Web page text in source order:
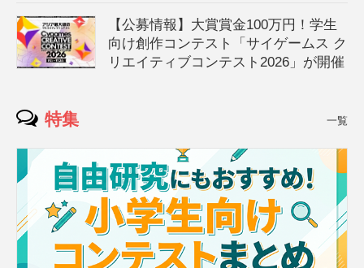
【公募情報】大賞賞金100万円！学生
向け創作コンテスト「サイゲームス ク
リエイティブコンテスト2026」が開催
特集 一覧